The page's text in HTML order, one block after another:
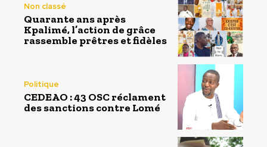
Non classé
Quarante ans après
Kpalimé, l’action de grâce
rassemble prêtres et fidèles
Politique
CEDEAO : 43 OSC réclament
des sanctions contre Lomé